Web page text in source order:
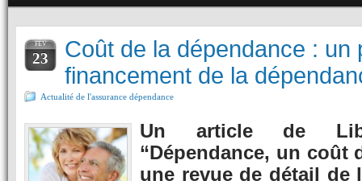
FÉV
23
Coût de la dépendance : un
financement de la
Actualité de l'assurance dépendance
Un article de
“Dépendance, un coût
une revue de détail de